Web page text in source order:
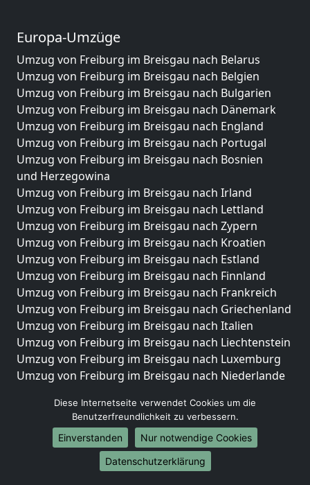
Europa-Umzüge
Umzug von Freiburg im Breisgau nach Belarus
Umzug von Freiburg im Breisgau nach Belgien
Umzug von Freiburg im Breisgau nach Bulgarien
Umzug von Freiburg im Breisgau nach Dänemark
Umzug von Freiburg im Breisgau nach England
Umzug von Freiburg im Breisgau nach Portugal
Umzug von Freiburg im Breisgau nach Bosnien
und Herzegowina
Umzug von Freiburg im Breisgau nach Irland
Umzug von Freiburg im Breisgau nach Lettland
Umzug von Freiburg im Breisgau nach Zypern
Umzug von Freiburg im Breisgau nach Kroatien
Umzug von Freiburg im Breisgau nach Estland
Umzug von Freiburg im Breisgau nach Finnland
Umzug von Freiburg im Breisgau nach Frankreich
Umzug von Freiburg im Breisgau nach Griechenland
Umzug von Freiburg im Breisgau nach Italien
Umzug von Freiburg im Breisgau nach Liechtenstein
Umzug von Freiburg im Breisgau nach Luxemburg
Umzug von Freiburg im Breisgau nach Niederlande
Umzüge-Deutschlandweit
Umzug von Freiburg im Breisgau nach Berlin
Umzug von Freiburg im Breisgau nach Hamburg
Umzug von Freiburg im Breisgau nach München
Diese Internetseite verwendet Cookies um die
Benutzerfreundlichkeit zu verbessern.
Einverstanden
Nur notwendige Cookies
Datenschutzerklärung